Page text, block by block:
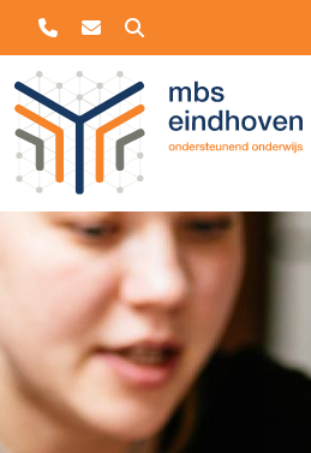
Overslaan en naar de inhoud gaan